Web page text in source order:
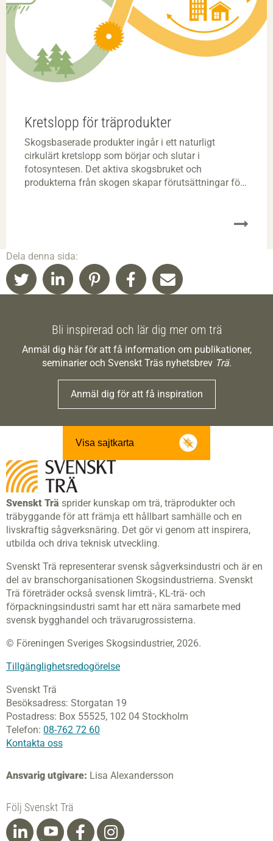
Kretslopp för träprodukter
Skogsbaserade produkter ingår i ett naturligt
cirkulärt kretslopp som börjar och slutar i
fotosyntesen. Det aktiva skogsbruket och
produkterna från skogen skapar förutsättningar för
Dela denna sida:
Bli inspirerad och lär dig mer om trä
Anmäl dig här för att få information om publikationer,
seminarier och Svenskt Träs nyhetsbrev Trä.
Anmäl dig för att få inspiration
Visa sajtkarta
Svenskt Trä sprider kunskap om trä, träprodukter och
träbyggande för att främja ett hållbart samhälle och en
livskraftig sågverksnäring. Det gör vi genom att inspirera,
utbilda och driva teknisk utveckling.
Svenskt Trä representerar svensk sågverksindustri och är en
del av branschorganisationen Skogsindustrierna. Svenskt
Trä företräder också svensk limträ-, KL-trä- och
förpackningsindustri samt har ett nära samarbete med
svensk bygghandel och trävarugrossisterna.
© Föreningen Sveriges Skogsindustrier, 2026.
Tillgänglighetsredogörelse
Svenskt Trä
Besöksadress: Storgatan 19
Postadress: Box 55525, 102 04 Stockholm
Telefon: 08-762 72 60
Kontakta oss
Ansvarig utgivare: Lisa Alexandersson
Följ Svenskt Trä